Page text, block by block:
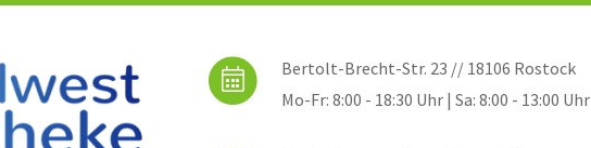
Bertolt-Brecht-Str. 23 // 18106 Rostock
Mo-Fr: 8:00 - 18:30 Uhr | Sa: 8:00 - 13:00 Uhr